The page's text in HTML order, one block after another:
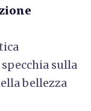
sulla
bellezza